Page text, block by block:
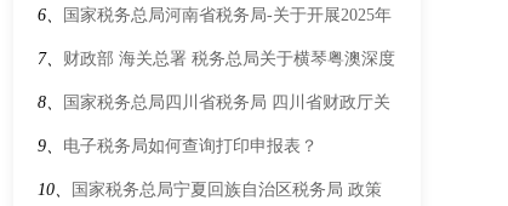
业清单制定工作有关要求的通知(发改高技
〔2022〕390号)
年11月热点问题
6、 国家税务总局河南省税务局-关于开展2025年
助力小微经营主体发展“春雨润苗”专项行动的通
知
7、 财政部 海关总署 税务总局关于横琴粤澳深度
合作区货物有关进出口税收政策的通知
8、 国家税务总局四川省税务局 四川省财政厅关
于将竹浆造纸行业纳入农产品进项税额核定扣除
试点范围的公告
9、 电子税务局如何查询打印申报表？
10、 国家税务总局宁夏回族自治区税务局 政策